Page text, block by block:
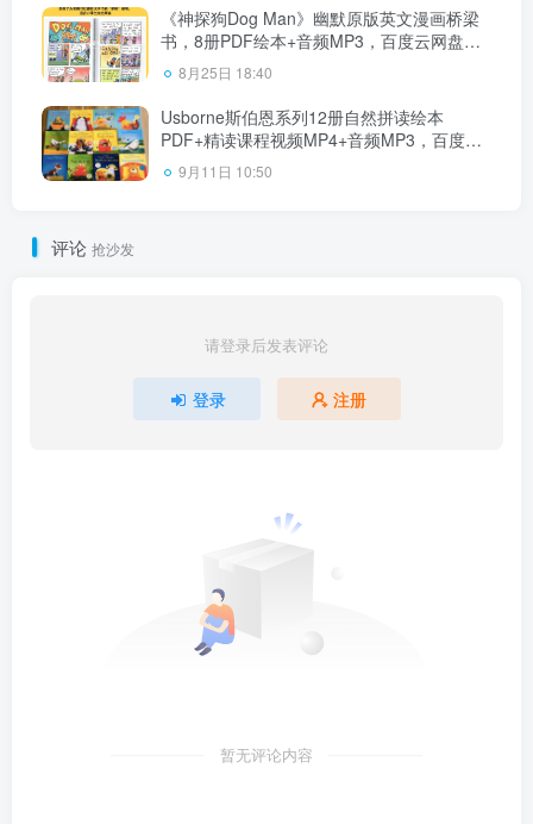
《神探狗Dog Man》幽默原版英文漫画桥梁
书，8册PDF绘本+音频MP3，百度云网盘下
载！
8月25日 18:40
Usborne斯伯恩系列12册自然拼读绘本
PDF+精读课程视频MP4+音频MP3，百度云
网盘下载！
9月11日 10:50
评论 抢沙发
请登录后发表评论
登录 注册
暂无评论内容